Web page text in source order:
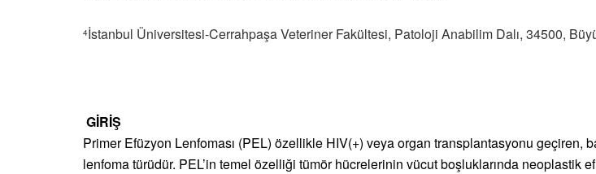
4İstanbul Üniversitesi-Cerrahpaşa Veteriner Fakültesi, Patoloji Anabilim Dalı, 34500,
GİRİŞ
Primer Efüzyon Lenfoması (PEL) özellikle HIV(+) veya organ transplantasyonu geçiren,
lenfoma türüdür. PEL’in temel özelliği tümör hücrelerinin vücut boşluklarında